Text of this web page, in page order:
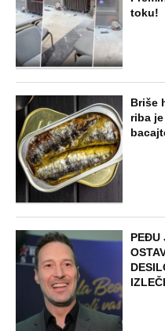
toku!
Briše
riba
PEĐU